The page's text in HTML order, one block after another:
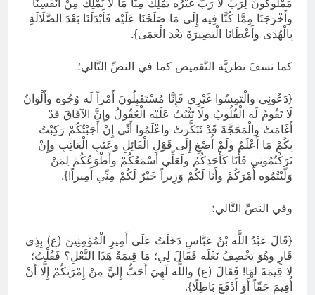
مَمْلُوكُونَ لِرَبٍّ لَا رَبَّ غَيْرُه يَمْلِكُ مِنَّا مَا لَا نَمْلِكُ مِنْ أَنْفُسِنَا
وأَخْرَجَنَا مِمَّا كُنَّا فِيه إِلَى مَا صَلَحْنَا عَلَيْه فَأَبْدَلَنَا بَعْدَ الضَّلَالَةِ
بِالْهُدَى وأَعْطَانَا الْبَصِيرَةَ بَعْدَ الْعَمَى}.
كما نسفَ نظريَّة التَّقميص كما في النصِّ التَّالي؛
{دَعُونِي والْتَمِسُوا غَيْرِي فَإِنَّا مُسْتَقْبِلُونَ أَمْراً لَه وُجُوه وأَلْوَانٌ
لَا تَقُومُ لَه الْقُلُوبُ ولَا تَثْبُتُ عَلَيْه الْعُقُولُ وإِنَّ الآفَاقَ قَدْ
أَغَامَتْ والْمَحَجَّةَ قَدْ تَنَكَّرَتْ واعْلَمُوا أَنِّي إِنْ أَجَبْتُكُمْ رَكِبْتُ
بِكُمْ مَا أَعْلَمُ ولَمْ أُصْغِ إِلَى قَوْلِ الْقَائِلِ وعَتْبِ الْعَاتِبِ وإِنْ
تَرَكْتُمُونِي فَأَنَا كَأَحَدِكُمْ ولَعَلِّي أَسْمَعُكُمْ وأَطْوَعُكُمْ لِمَنْ
وَلَّيْتُمُوه أَمْرَكُمْ وأَنَا لَكُمْ وَزِيراً خَيْرٌ لَكُمْ مِنِّي أَمِيراً!}.
وفي النصِّ التَّالي؛
{قَالَ عَبْدُ اللَّه بْنُ عَبَّاسِ دَخَلْتُ عَلَى أَمِيرِ الْمُؤْمِنِينَ (ع) بِذِي
قَارٍ وهُوَ يَخْصِفُ نَعْلَه فَقَالَ لِي؛ مَا قِيمَةُ هَذَا النَّعْلِ؟ فَقُلْتُ؛
لَا قِيمَةَ لَهَا! فَقَالَ (ع) واللَّه لَهِيَ أَحَبُّ إِلَيَّ مِنْ إِمْرَتِكُمْ إِلَّا أَنْ
أُقِيمَ حَقّاً أَوْ أَدْفَعَ بَاطِلًا}.